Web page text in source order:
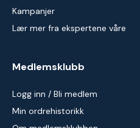
Kampanjer
Lær mer fra ekspertene våre
Medlemsklubb
Logg inn / Bli medlem
Min ordrehistorikk